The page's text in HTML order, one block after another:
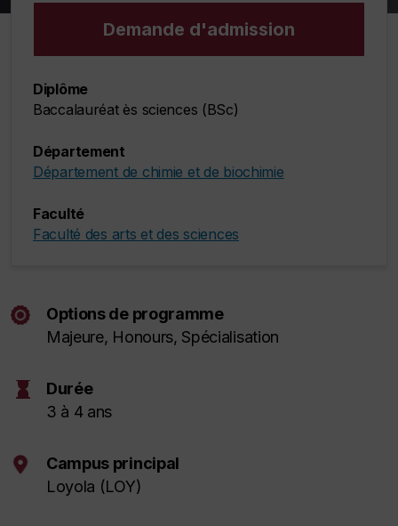
Demande d'admission
Diplôme
Baccalauréat ès sciences (BSc)
Département
Département de chimie et de biochimie
Faculté
Faculté des arts et des sciences
Options de programme
Majeure, Honours, Spécialisation
hourglass
Durée
3 à 4 ans
Campus principal
Loyola (LOY)